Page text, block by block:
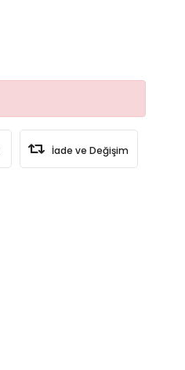
İade ve Değişim